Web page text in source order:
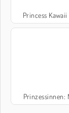
Princess
Prinzessinnen: